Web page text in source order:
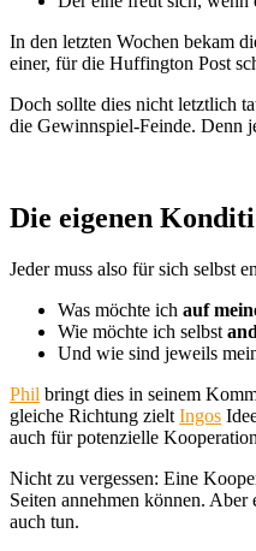
In den letzten Wochen bekam
einer, für die Huffington Post
Doch sollte dies nicht letztlich
die Gewinnspiel-Feinde. Denn
Die eigenen
Jeder muss also für sich selbst
Was möchte ich auf
Wie möchte ich selbst
Und wie sind jeweils
Phil bringt dies in seinem
gleiche Richtung zielt Ingos
auch für potenzielle
Nicht zu vergessen: Eine
Seiten annehmen können.
auch tun.